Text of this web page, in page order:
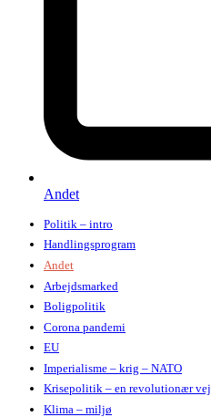
Andet
Politik – intro
Handlingsprogram
Andet
Arbejdsmarked
Boligpolitik
Corona pandemi
EU
Imperialisme – krig – NATO
Krisepolitik – en revolutionær vej
Klima – miljø